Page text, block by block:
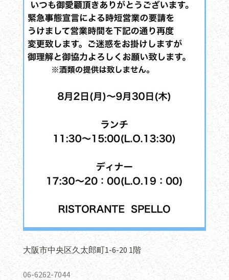
大阪市中央区久太郎町1-6-20 1階
06-6262-7044